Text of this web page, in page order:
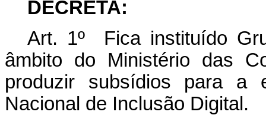
DECRETA:
Art. 1º Fica instituído
âmbito do Ministério das
produzir subsídios para a
Nacional de Inclusão Digital.